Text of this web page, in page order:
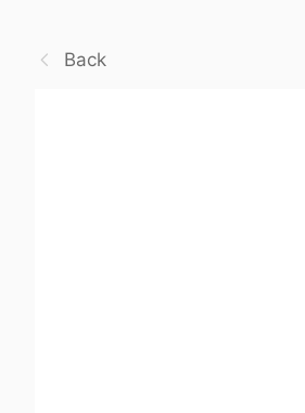
Back